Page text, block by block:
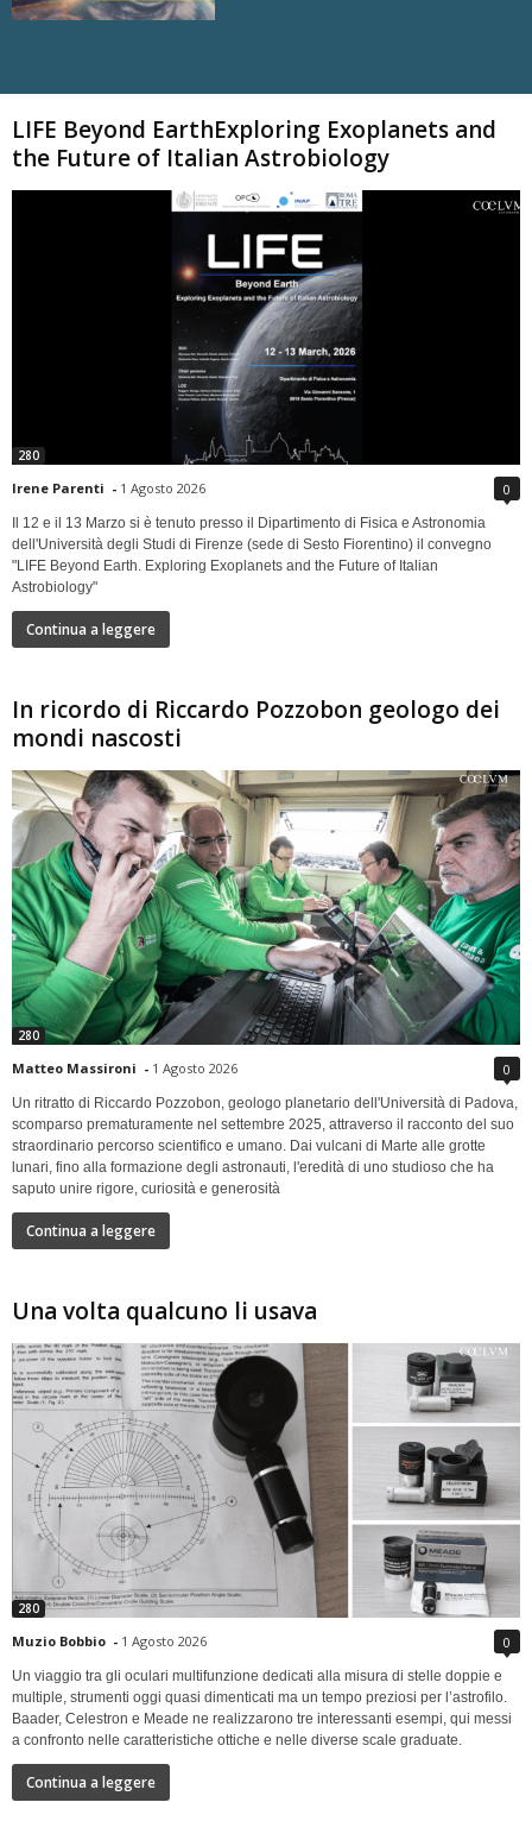
LIFE Beyond EarthExploring Exoplanets and
the Future of Italian Astrobiology
280
Irene Parenti - 1 Agosto 2026 0
Il 12 e il 13 Marzo si è tenuto presso il Dipartimento di Fisica e Astronomia
dell'Università degli Studi di Firenze (sede di Sesto Fiorentino) il convegno
"LIFE Beyond Earth. Exploring Exoplanets and the Future of Italian
Astrobiology"
Continua a leggere
In ricordo di Riccardo Pozzobon geologo dei
mondi nascosti
280
Matteo Massironi - 1 Agosto 2026 0
Un ritratto di Riccardo Pozzobon, geologo planetario dell'Università di Padova,
scomparso prematuramente nel settembre 2025, attraverso il racconto del suo
straordinario percorso scientifico e umano. Dai vulcani di Marte alle grotte
lunari, fino alla formazione degli astronauti, l'eredità di uno studioso che ha
saputo unire rigore, curiosità e generosità
Continua a leggere
Una volta qualcuno li usava
280
Muzio Bobbio - 1 Agosto 2026 0
Un viaggio tra gli oculari multifunzione dedicati alla misura di stelle doppie e
multiple, strumenti oggi quasi dimenticati ma un tempo preziosi per l’astrofilo.
Baader, Celestron e Meade ne realizzarono tre interessanti esempi, qui messi
a confronto nelle caratteristiche ottiche e nelle diverse scale graduate.
Continua a leggere